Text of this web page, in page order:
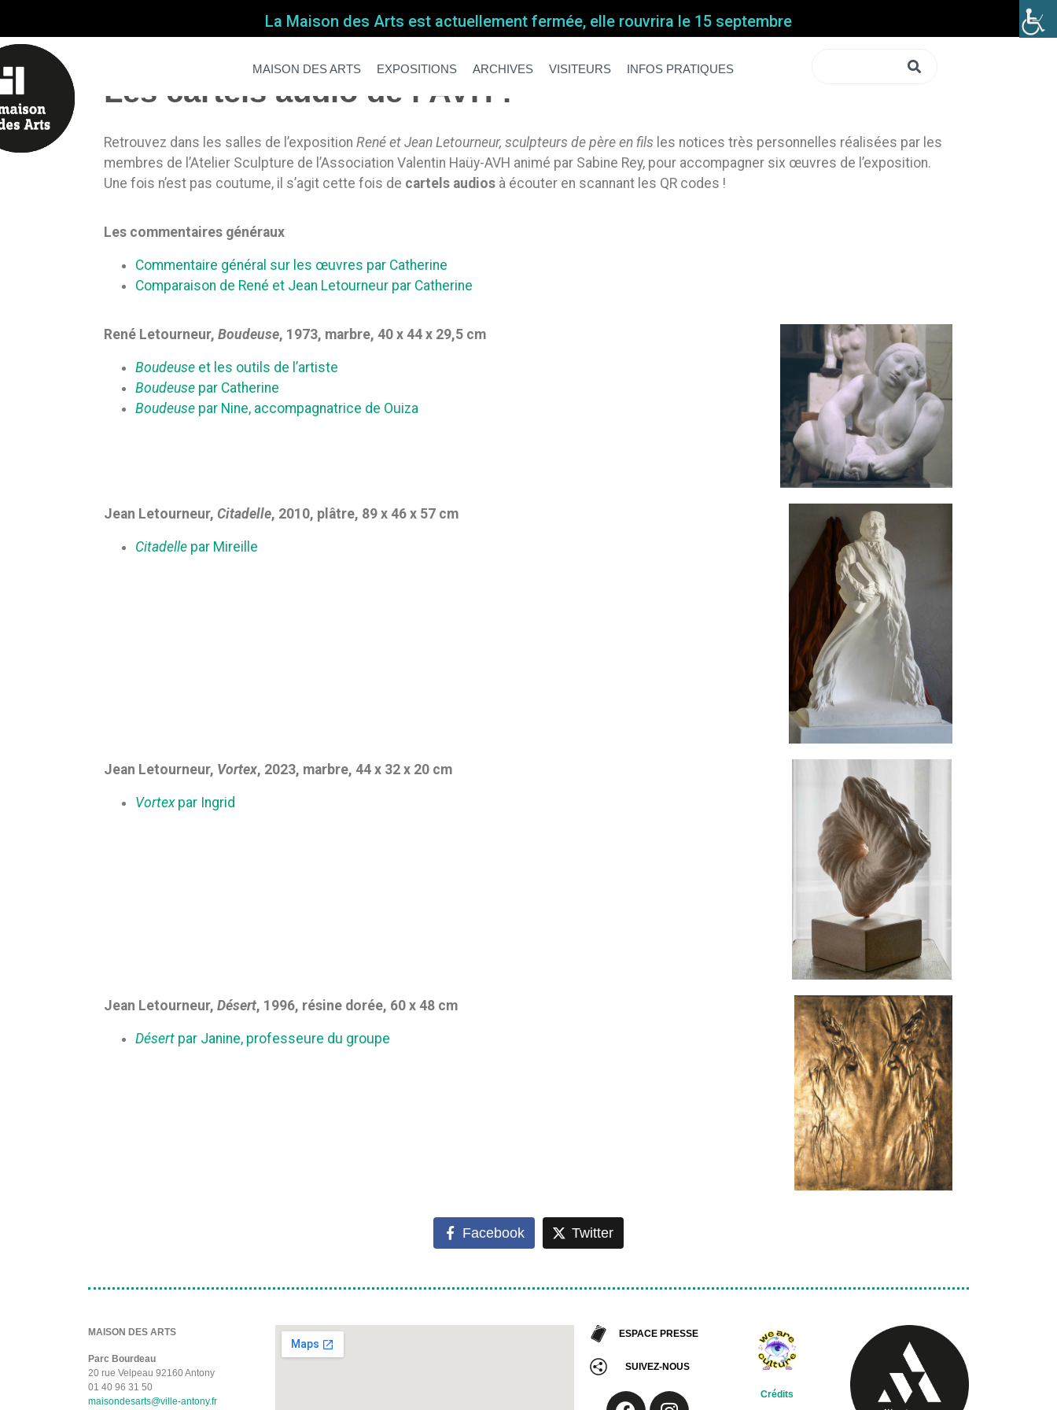
La Maison des Arts est actuellement fermée, elle rouvrira le 15 septembre
MAISON DES ARTS EXPOSITIONS ARCHIVES VISITEURS INFOS PRATIQUES
Les cartels audio de l’AVH !
Retrouvez dans les salles de l’exposition René et Jean Letourneur, sculpteurs de père en fils les notices très personnelles réalisées par les
membres de l’Atelier Sculpture de l’Association Valentin Haüy-AVH animé par Sabine Rey, pour accompagner six œuvres de l’exposition.
Une fois n’est pas coutume, il s’agit cette fois de cartels audios à écouter en scannant les QR codes !
Les commentaires généraux
Commentaire général sur les œuvres par Catherine
Comparaison de René et Jean Letourneur par Catherine
René Letourneur, Boudeuse, 1973, marbre, 40 x 44 x 29,5 cm
Boudeuse et les outils de l’artiste
Boudeuse par Catherine
Boudeuse par Nine, accompagnatrice de Ouiza
Jean Letourneur, Citadelle, 2010, plâtre, 89 x 46 x 57 cm
Citadelle par Mireille
Jean Letourneur, Vortex, 2023, marbre, 44 x 32 x 20 cm
Vortexpar Ingrid
Jean Letourneur, Désert, 1996, résine dorée, 60 x 48 cm
Désert par Janine, professeure du groupe
Facebook Twitter
MAISON DES ARTS
Parc Bourdeau
20 rue Velpeau 92160 Antony
01 40 96 31 50
maisondesarts@ville-antony.fr
ESPACE PRESSE
SUIVEZ-NOUS
Crédits